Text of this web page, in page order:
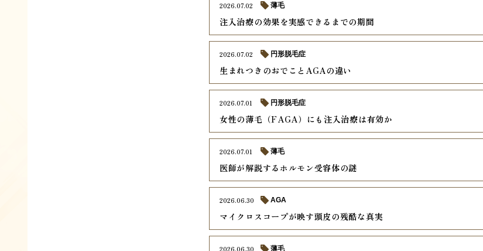
注入治療の効果を実感できるまでの期間
2026.07.02 薄毛
生まれつきのおでことAGAの違い
2026.07.02 円形脱毛症
女性の薄毛（FAGA）にも注入治療は有効か
2026.07.01 円形脱毛症
医師が解説するホルモン受容体の謎
2026.07.01 薄毛
マイクロスコープが映す頭皮の残酷な真実
2026.06.30 AGA
2026.06.30 薄毛